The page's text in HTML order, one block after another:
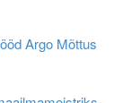
Argo Mõttus